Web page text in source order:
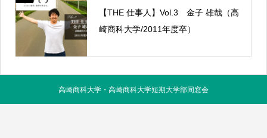
【THE 仕事人】Vol.3 金子 雄哉（高
崎商科大学/2011年度卒）
高崎商科大学・高崎商科大学短期大学部同窓会